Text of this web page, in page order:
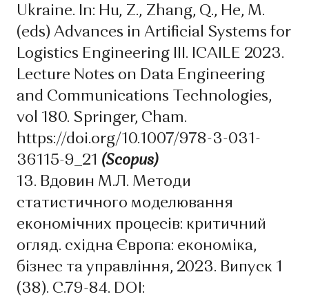
Ukraine. In: Hu, Z., Zhang, Q., He, M.
(eds) Advances in Artificial Systems for
Logistics Engineering III. ICAILE 2023.
Lecture Notes on Data Engineering
and Communications Technologies,
vol 180. Springer, Cham.
https://doi.org/10.1007/978-3-031-
36115-9_21 (Scopus)
13. Вдовин М.Л. Методи
статистичного моделювання
економічних процесів: критичний
огляд. східна Європа: економіка,
бізнес та управління, 2023. Випуск 1
(38). С.79-84. DOI: